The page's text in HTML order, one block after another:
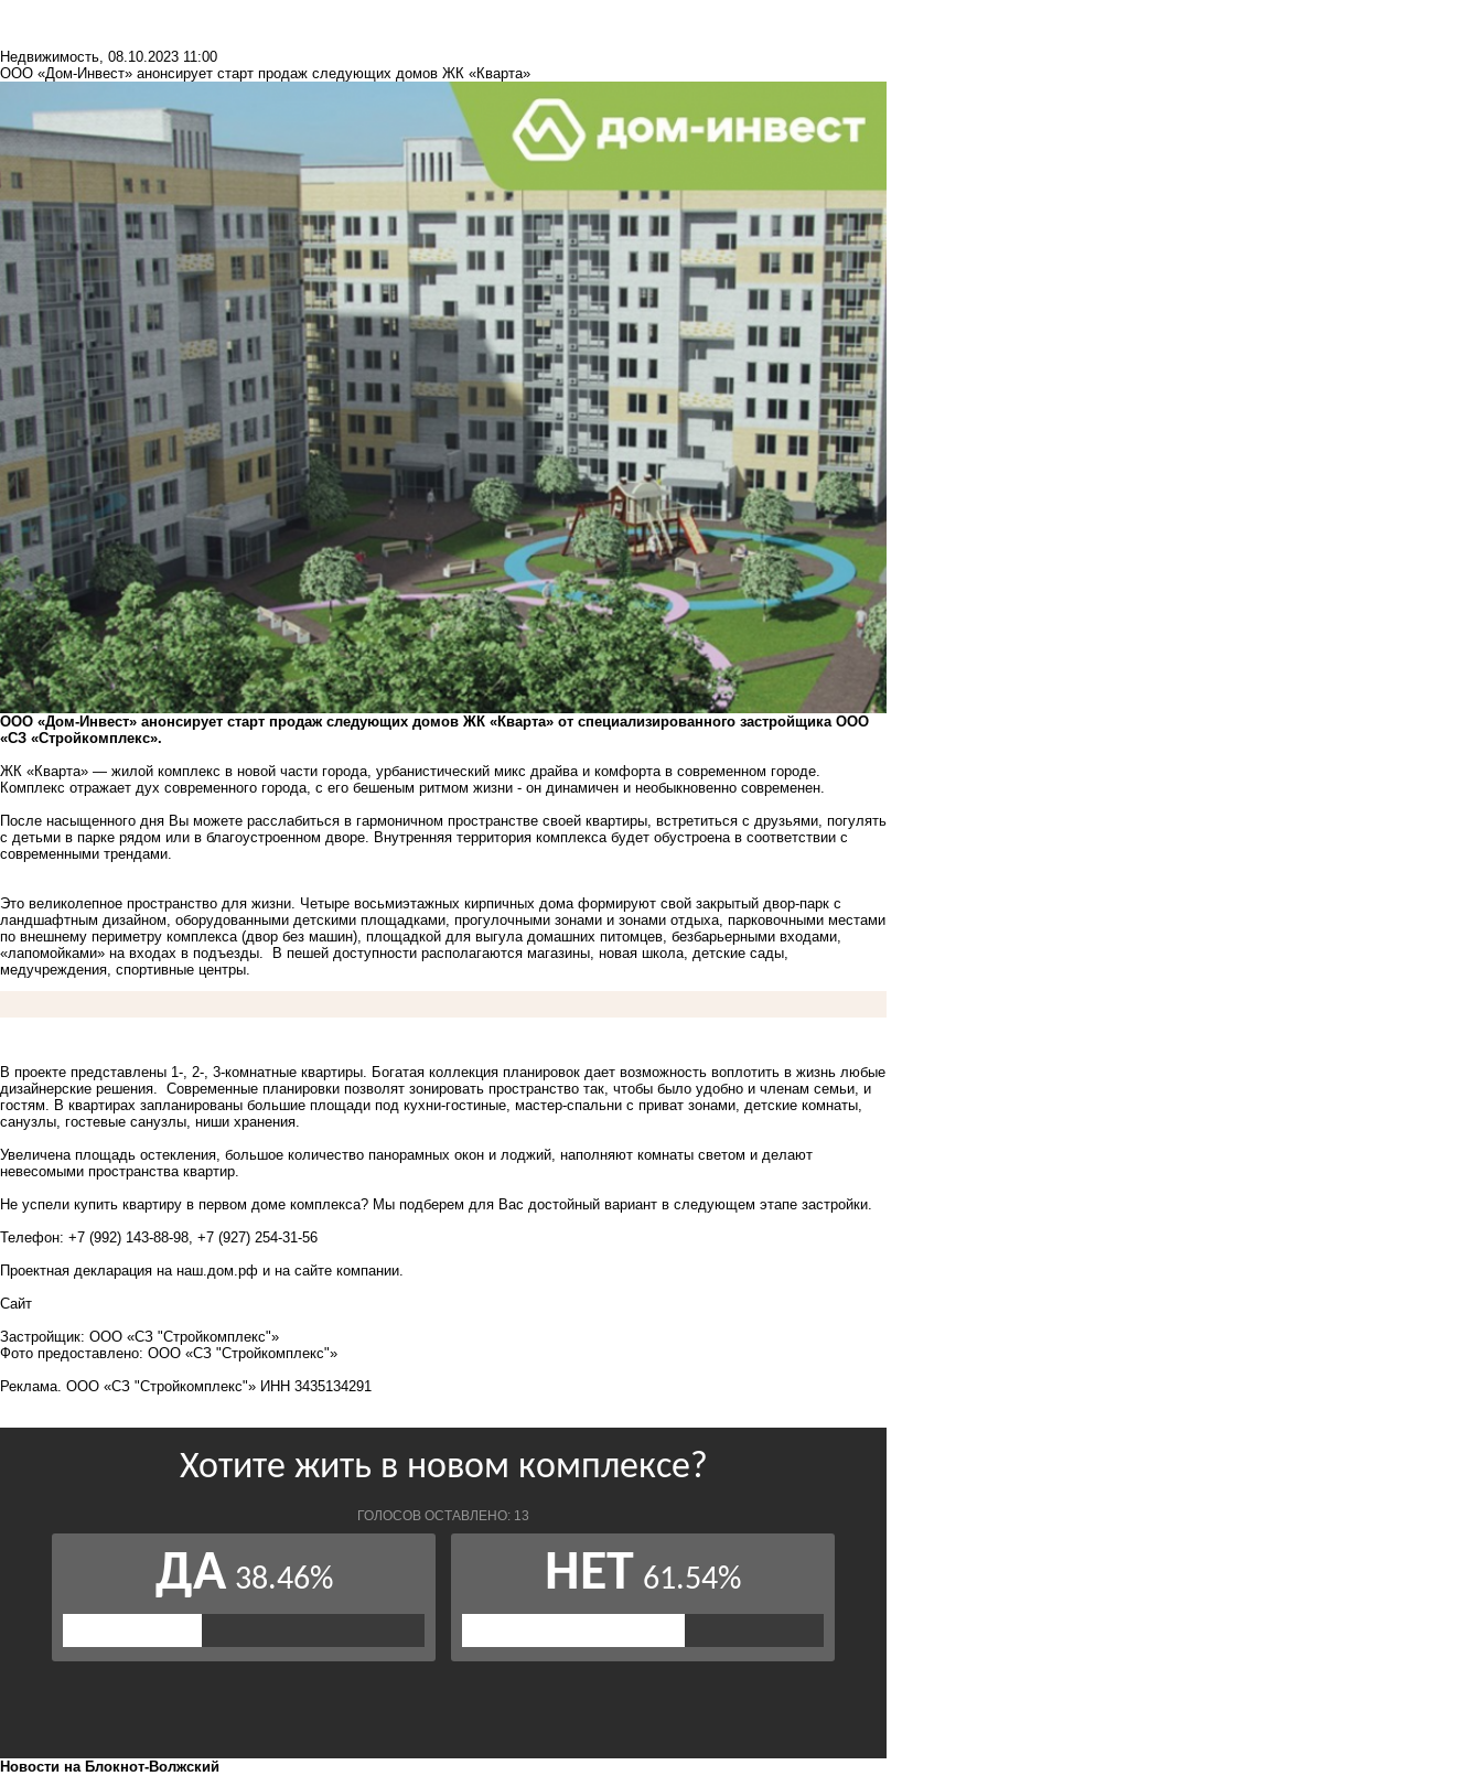
Недвижимость, 08.10.2023 11:00
ООО «Дом-Инвест» анонсирует старт продаж следующих домов ЖК «Кварта»
ООО «Дом-Инвест» анонсирует старт продаж следующих домов ЖК «Кварта» от специализированного застройщика ООО
«СЗ «Стройкомплекс».
ЖК «Кварта» — жилой комплекс в новой части города, урбанистический микс драйва и комфорта в современном городе.
Комплекс отражает дух современного города, с его бешеным ритмом жизни - он динамичен и необыкновенно современен.
После насыщенного дня Вы можете расслабиться в гармоничном пространстве своей квартиры, встретиться с друзьями, погулять
с детьми в парке рядом или в благоустроенном дворе. Внутренняя территория комплекса будет обустроена в соответствии с
современными трендами.
Это великолепное пространство для жизни. Четыре восьмиэтажных кирпичных дома формируют свой закрытый двор-парк с
ландшафтным дизайном, оборудованными детскими площадками, прогулочными зонами и зонами отдыха, парковочными местами
по внешнему периметру комплекса (двор без машин), площадкой для выгула домашних питомцев, безбарьерными входами,
«лапомойками» на входах в подъезды. В пешей доступности располагаются магазины, новая школа, детские сады,
медучреждения, спортивные центры.
В проекте представлены 1-, 2-, 3-комнатные квартиры. Богатая коллекция планировок дает возможность воплотить в жизнь любые
дизайнерские решения. Современные планировки позволят зонировать пространство так, чтобы было удобно и членам семьи, и
гостям. В квартирах запланированы большие площади под кухни-гостиные, мастер-спальни с приват зонами, детские комнаты,
санузлы, гостевые санузлы, ниши хранения.
Увеличена площадь остекления, большое количество панорамных окон и лоджий, наполняют комнаты светом и делают
невесомыми пространства квартир.
Не успели купить квартиру в первом доме комплекса? Мы подберем для Вас достойный вариант в следующем этапе застройки.
Телефон: +7 (992) 143-88-98, +7 (927) 254-31-56
Проектная декларация на наш.дом.рф и на сайте компании.
Сайт
Застройщик: ООО «СЗ "Стройкомплекс"»
Фото предоставлено: ООО «СЗ "Стройкомплекс"»
Реклама. ООО «СЗ "Стройкомплекс"» ИНН 3435134291
Новости на Блoкнoт-Волжский